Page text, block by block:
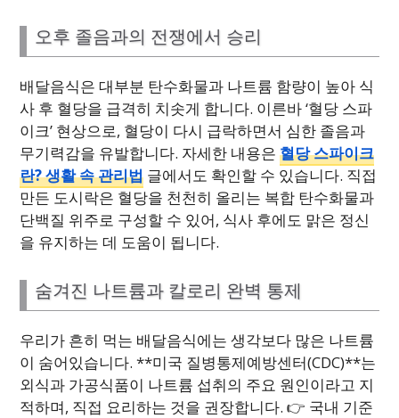
오후 졸음과의 전쟁에서 승리
배달음식은 대부분 탄수화물과 나트륨 함량이 높아 식
사 후 혈당을 급격히 치솟게 합니다. 이른바 ‘혈당 스파
이크’ 현상으로, 혈당이 다시 급락하면서 심한 졸음과
무기력감을 유발합니다. 자세한 내용은 혈당 스파이크
란? 생활 속 관리법 글에서도 확인할 수 있습니다. 직접
만든 도시락은 혈당을 천천히 올리는 복합 탄수화물과
단백질 위주로 구성할 수 있어, 식사 후에도 맑은 정신
을 유지하는 데 도움이 됩니다.
숨겨진 나트륨과 칼로리 완벽 통제
우리가 흔히 먹는 배달음식에는 생각보다 많은 나트륨
이 숨어있습니다. **미국 질병통제예방센터(CDC)**는
외식과 가공식품이 나트륨 섭취의 주요 원인이라고 지
적하며, 직접 요리하는 것을 권장합니다. 👉 국내 기준